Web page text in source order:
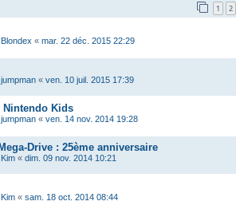
1 2
Blondex « mar. 22 déc. 2015 22:29
jumpman « ven. 10 juil. 2015 17:39
Nintendo Kids
jumpman « ven. 14 nov. 2014 19:28
Drive : 25ème anniversaire
Kim « dim. 09 nov. 2014 10:21
Kim « sam. 18 oct. 2014 08:44